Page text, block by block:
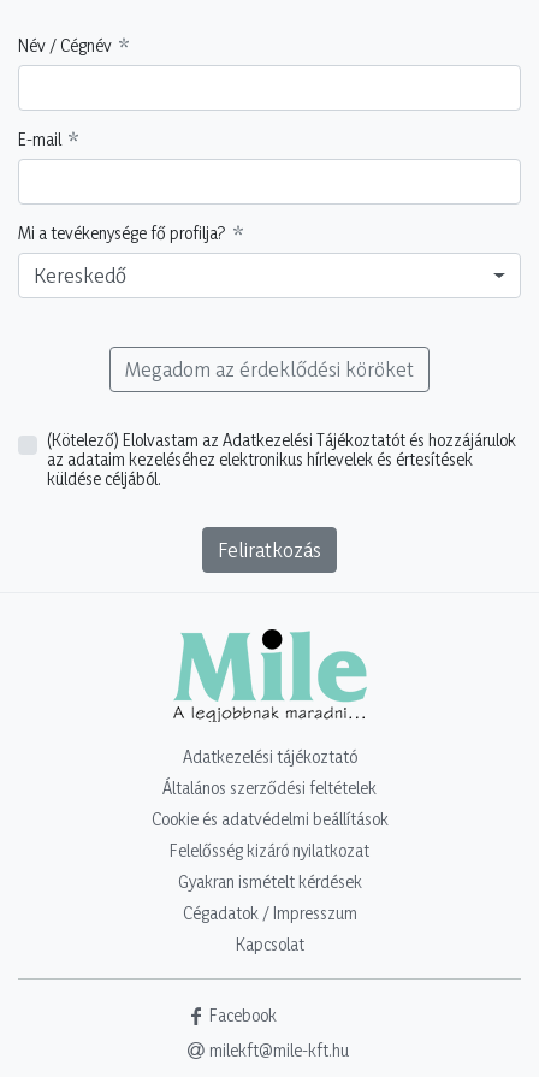
Név / Cégnév
E-mail
Mi a tevékenysége fő profilja?
Kereskedő
Megadom az érdeklődési köröket
(Kötelező) Elolvastam az Adatkezelési Tájékoztatót és hozzájárulok
az adataim kezeléséhez elektronikus hírlevelek és értesítések
küldése céljából.
Feliratkozás
Adatkezelési tájékoztató
Általános szerződési feltételek
Cookie és adatvédelmi beállítások
Felelősség kizáró nyilatkozat
Gyakran ismételt kérdések
Cégadatok / Impresszum
Kapcsolat
Facebook
milekft@mile-kft.hu